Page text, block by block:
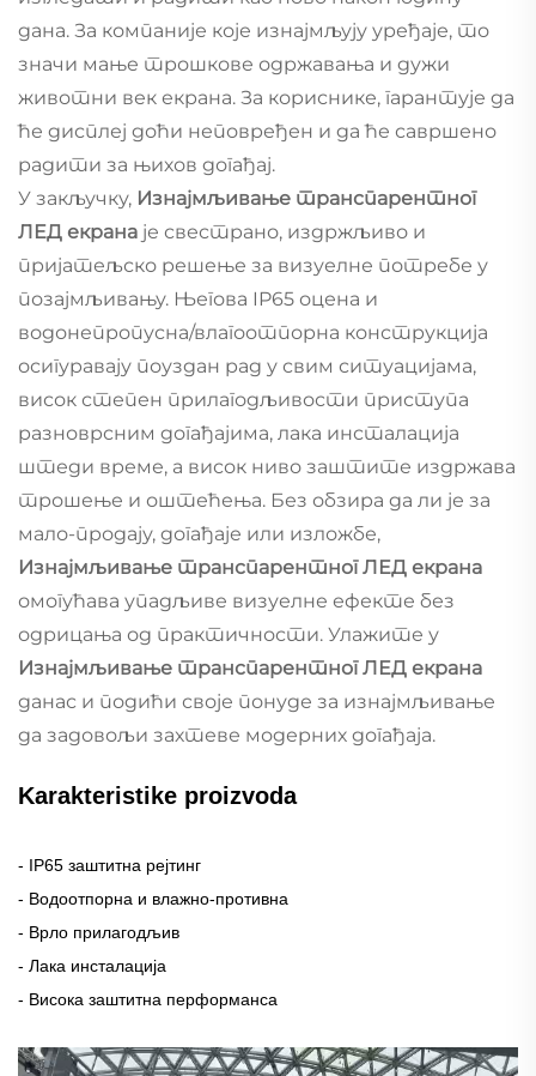
дана. За компаније које изнајмљују уређаје, то
значи мање трошкове одржавања и дужи
животни век екрана. За кориснике, гарантује да
ће дисплеј доћи неповређен и да ће савршено
радити за њихов догађај.
У закључку, Изнајмљивање транспарентног
ЛЕД екрана је свестрано, издржљиво и
пријатељско решење за визуелне потребе у
позајмљивању. Његова IP65 оцена и
водонепропусна/влагоотпорна конструкција
осигуравају поуздан рад у свим ситуацијама,
висок степен прилагодљивости приступа
разноврсним догађајима, лака инсталација
штеди време, а висок ниво заштите издржава
трошење и оштећења. Без обзира да ли је за
мало-продају, догађаје или изложбе,
Изнајмљивање транспарентног ЛЕД екрана
омогућава упадљиве визуелне ефекте без
одрицања од практичности. Улажите у
Изнајмљивање транспарентног ЛЕД екрана
данас и подићи своје понуде за изнајмљивање
да задовољи захтеве модерних догађаја.
Karakteristike proizvoda
- IP65 заштитна рејтинг
- Водоотпорна и влажно-противна
- Врло прилагодљив
- Лака инсталација
- Висока заштитна перформанса